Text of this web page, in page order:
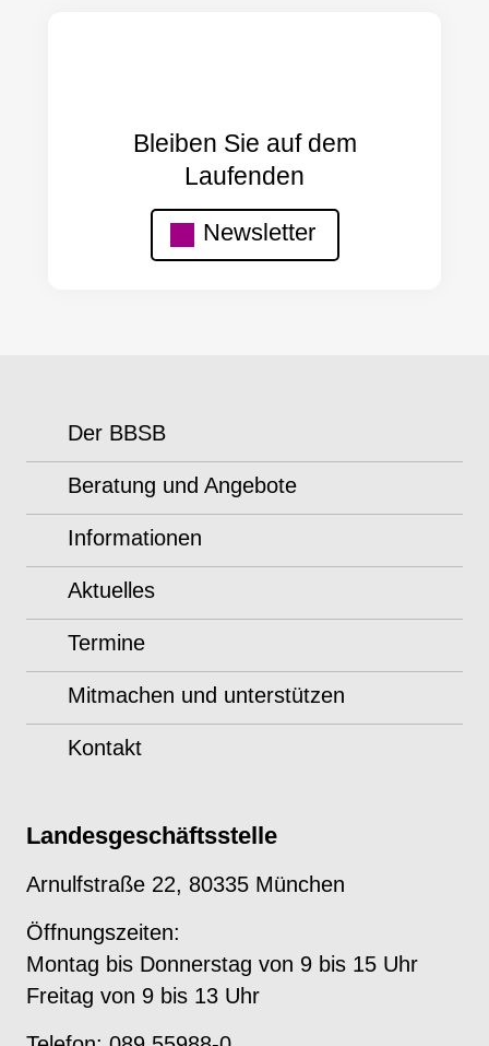
Bleiben Sie auf dem
Laufenden
Newsletter
Der BBSB
Beratung und Angebote
Informationen
Aktuelles
Termine
Mitmachen und unterstützen
Kontakt
Landesgeschäftsstelle
Arnulfstraße 22, 80335 München
Öffnungszeiten:
Montag bis Donnerstag von 9 bis 15 Uhr
Freitag von 9 bis 13 Uhr